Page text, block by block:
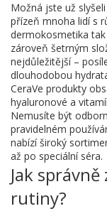
Možná jste už
přízeň mnoha lidí s
dermokosmetika
zároveň šetrným
nejdůležitější –
dlouhodobou
CeraVe produkty
hyaluronové a
Nemusíte být
pravidelném
nabízí široký
až po speciální séra.
Jak
rutiny?